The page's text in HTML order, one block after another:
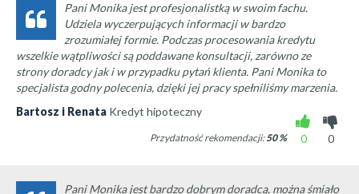
Pani Monika jest profesjonalistką w swoim fachu.
Udziela wyczerpujących informacji w bardzo
zrozumiałej formie. Podczas procesowania kredytu
wszelkie wątpliwości są poddawane konsultacji, zarówno ze
strony doradcy jak i w przypadku pytań klienta. Pani Monika to
specjalista godny polecenia, dzięki jej pracy spełniliśmy marzenia.
Bartosz i Renata Kredyt hipoteczny
0
0
Przydatność rekomendacji:50%
Pani Monika jest bardzo dobrym doradcą, można śmiało